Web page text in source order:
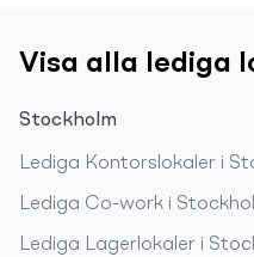
Visa alla lediga
Stockholm
Lediga Kontorslokaler i
Lediga Co-work i
Lediga Lagerlokaler i